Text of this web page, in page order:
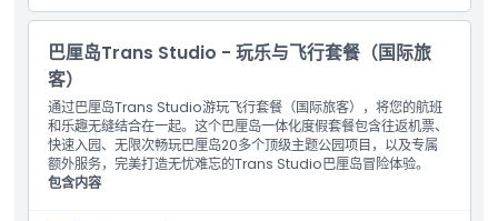
巴厘岛Trans Studio - 玩乐与飞行套餐（国际旅
客）
通过巴厘岛Trans Studio游玩飞行套餐（国际旅客），将您的航班
和乐趣无缝结合在一起。这个巴厘岛一体化度假套餐包含往返机票、
快速入园、无限次畅玩巴厘岛20多个顶级主题公园项目，以及专属
额外服务，完美打造无忧难忘的Trans Studio巴厘岛冒险体验。
包含内容